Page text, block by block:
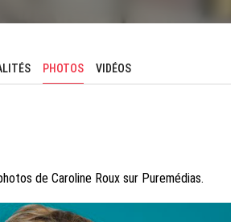
PHOTOS VIDÉOS
de Caroline Roux sur Puremédias.